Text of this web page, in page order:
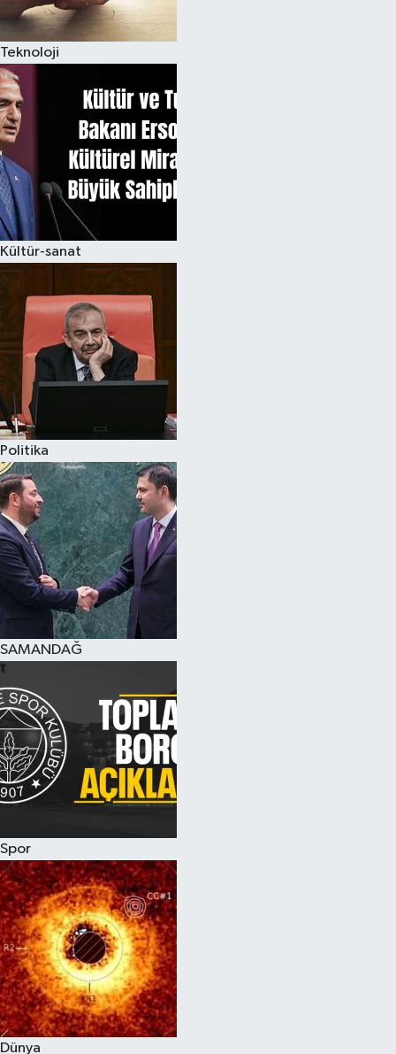
Teknoloji
Kültür-sanat
Politika
SAMANDAĞ
Spor
Dünya